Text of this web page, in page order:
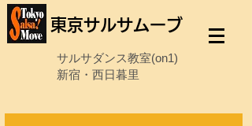
東京サルサムーブ
サルサダンス教室(on1)
新宿・西日暮里